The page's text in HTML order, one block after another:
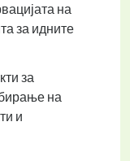
на
за идните
за
на
и